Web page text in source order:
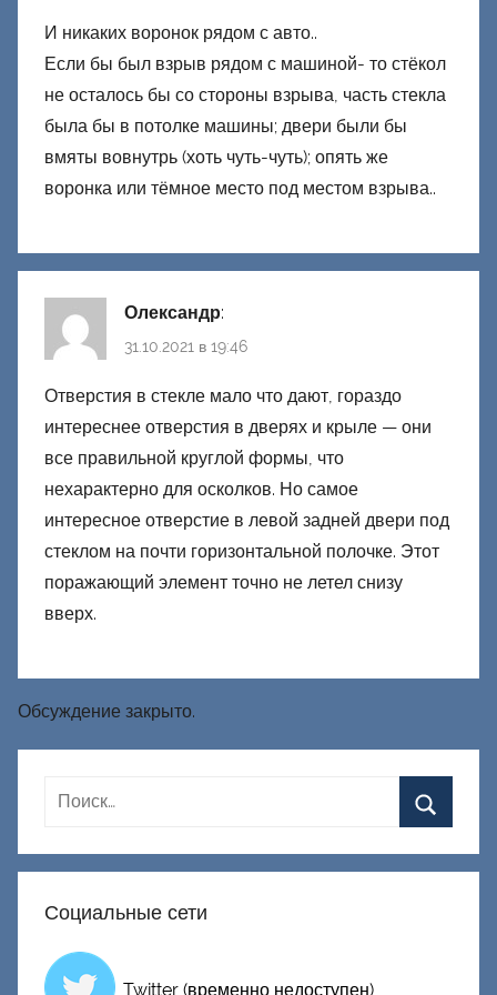
И никаких воронок рядом с авто..
Если бы был взрыв рядом с машиной- то стёкол
не осталось бы со стороны взрыва, часть стекла
была бы в потолке машины; двери были бы
вмяты вовнутрь (хоть чуть-чуть); опять же
воронка или тёмное место под местом взрыва..
Олександр:
31.10.2021 в 19:46
Отверстия в стекле мало что дают, гораздо
интереснее отверстия в дверях и крыле — они
все правильной круглой формы, что
нехарактерно для осколков. Но самое
интересное отверстие в левой задней двери под
стеклом на почти горизонтальной полочке. Этот
поражающий элемент точно не летел снизу
вверх.
Обсуждение закрыто.
Социальные сети
Twitter (временно недоступен)